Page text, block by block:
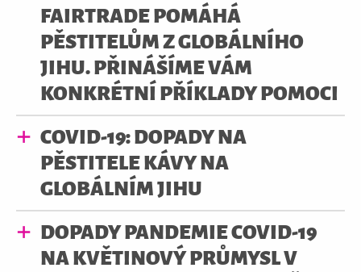
FAIRTRADE POMÁHÁ
PĚSTITELŮM Z GLOBÁLNÍHO
JIHU. PŘINÁŠÍME VÁM
KONKRÉTNÍ PŘÍKLADY POMOCI
COVID-19: DOPADY NA
PĚSTITELE KÁVY NA
GLOBÁLNÍM JIHU
DOPADY PANDEMIE COVID-19
NA KVĚTINOVÝ PRŮMYSL V